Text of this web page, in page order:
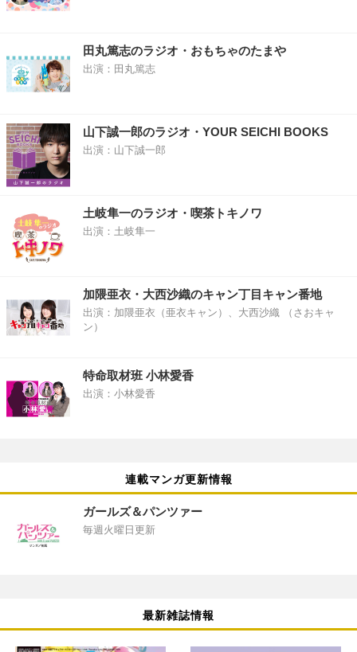
田丸篤志のラジオ・おもちゃのたまや
出演：田丸篤志
山下誠一郎のラジオ・YOUR SEICHI BOOKS
出演：山下誠一郎
土岐隼一のラジオ・喫茶トキノワ
出演：土岐隼一
加隈亜衣・大西沙織のキャン丁目キャン番地
出演：加隈亜衣（亜衣キャン）、大西沙織 （さおキャ
ン）
特命取材班 小林愛香
出演：小林愛香
連載マンガ更新情報
ガールズ＆パンツァー
毎週火曜日更新
最新雑誌情報